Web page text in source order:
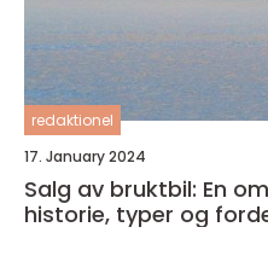
redaktionel
17. January 2024
Salg av bruktbil: En
historie, typer og